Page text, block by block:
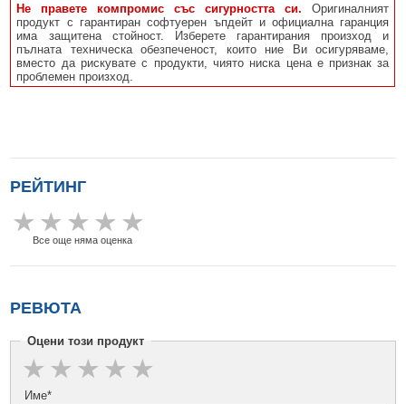
Не правете компромис със сигурността си. Оригиналният
продукт с гарантиран софтуерен ъпдейт и официална гаранция
има защитена стойност. Изберете гарантирания произход и
пълната техническа обезпеченост, които ние Ви осигуряваме,
вместо да рискувате с продукти, чиято ниска цена е признак за
проблемен произход.
РЕЙТИНГ
Все още няма оценка
РЕВЮТА
Оцени този продукт
Име*